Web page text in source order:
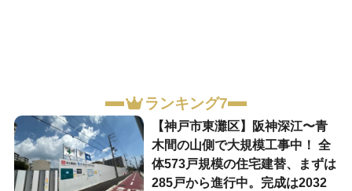
ランキング7
【神戸市東灘区】阪神深江〜青
木間の山側で大規模工事中！ 全
体573戸規模の住宅建替、まずは
285戸から進行中。完成は2032